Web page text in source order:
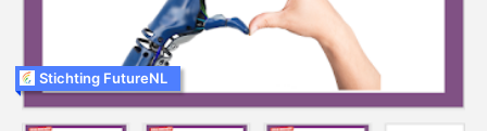
Stichting FutureNL